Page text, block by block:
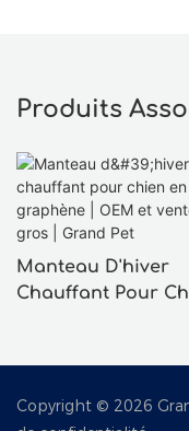
Produits
Manteau D'hiver
Chauffant Pour
Pet
Copyright © 2026